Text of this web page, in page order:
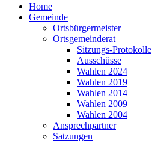
Home
Gemeinde
Ortsbürgermeister
Ortsgemeinderat
Sitzungs-Protokolle
Ausschüsse
Wahlen 2024
Wahlen 2019
Wahlen 2014
Wahlen 2009
Wahlen 2004
Ansprechpartner
Satzungen